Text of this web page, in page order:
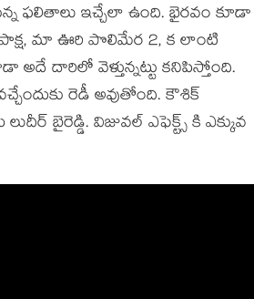
ఫలితాలు ఇచ్చేలా ఉంది. భైరవం కూడా
మా ఊరి పొలిమేర 2, క లాంటి
దారిలో వెళ్తున్నట్టు కనిపిస్తోంది.
రెడీ అవుతోంది. కౌశిక్
బైరెడ్డి. విజువల్ ఎఫెక్ట్స్ కి ఎక్కువ